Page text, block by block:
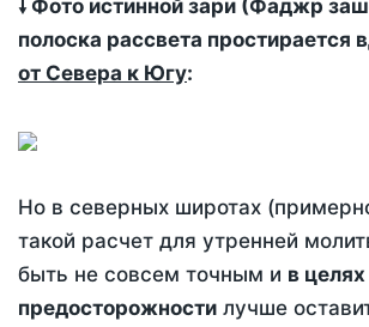
🠗 Фото истинной зари (Фаджр
полоска рассвета простирается
от Севера к Югу:
Но в северных широтах
такой расчет для утренней
быть не совсем точным и в целях
предосторожности лучше